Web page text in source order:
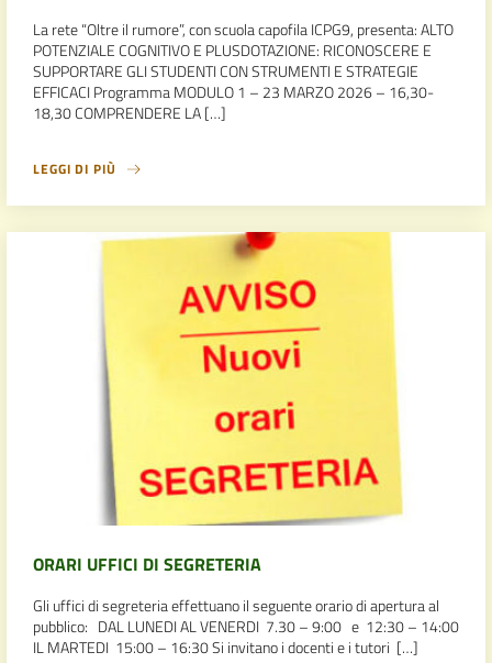
La rete “Oltre il rumore”, con scuola capofila ICPG9, presenta: ALTO
POTENZIALE COGNITIVO E PLUSDOTAZIONE: RICONOSCERE E
SUPPORTARE GLI STUDENTI CON STRUMENTI E STRATEGIE
EFFICACI Programma MODULO 1 – 23 MARZO 2026 – 16,30-
18,30 COMPRENDERE LA […]
LEGGI DI PIÙ
ORARI UFFICI DI SEGRETERIA
Gli uffici di segreteria effettuano il seguente orario di apertura al
pubblico: DAL LUNEDI AL VENERDI 7.30 – 9:00 e 12:30 – 14:00
IL MARTEDI 15:00 – 16:30 Si invitano i docenti e i tutori […]